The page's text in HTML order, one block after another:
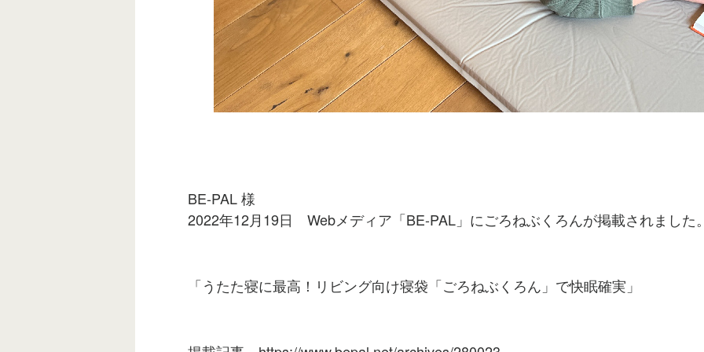
BE-PAL 様
2022年12月19日 Webメディア「BE-PAL」にごろねぶくろんが掲載されました
「うたた寝に最高！リビング向け寝袋「ごろねぶくろん」で快眠確実」